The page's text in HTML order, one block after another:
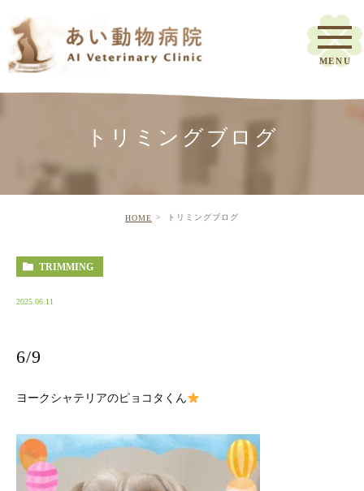
トリミングブログ
HOME トリミングブログ
TRIMMING
2025.06.11
6/9
ヨークシャテリアのピョコタくん